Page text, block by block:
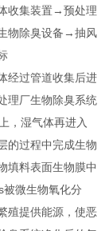
收集装置→预处理
物除臭设备→抽风
经过管道收集后进
理厂生物除臭系统
，湿气体再进入
的过程中完成生物
填料表面生物膜中
微生物氧化分
殖提供能源，使恶